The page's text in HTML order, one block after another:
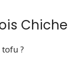
Chiche
?